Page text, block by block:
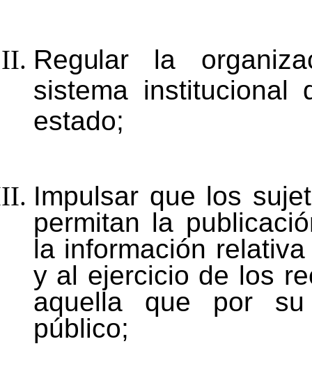
Regular la
sistema institucional
estado;
Impulsar que los
permitan la
la información
y al ejercicio de los
aquella
que por su
público;